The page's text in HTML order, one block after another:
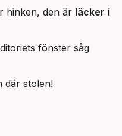
hinken, den är läcker i
fönster såg
där stolen!